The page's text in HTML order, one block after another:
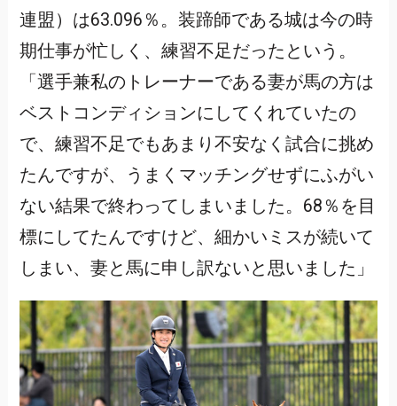
連盟）は63.096％。装蹄師である城は今の時
期仕事が忙しく、練習不足だったという。
「選手兼私のトレーナーである妻が馬の方は
ベストコンディションにしてくれていたの
で、練習不足でもあまり不安なく試合に挑め
たんですが、うまくマッチングせずにふがい
ない結果で終わってしまいました。68％を目
標にしてたんですけど、細かいミスが続いて
しまい、妻と馬に申し訳ないと思いました」